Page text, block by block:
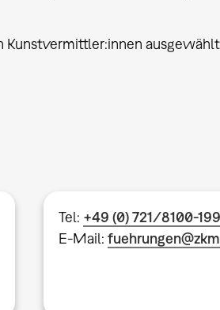
Kunstvermittler:innen
Tel: +49 (0) 721/8100-
E-Mail: